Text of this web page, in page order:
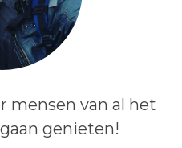
mensen van al het
genieten!